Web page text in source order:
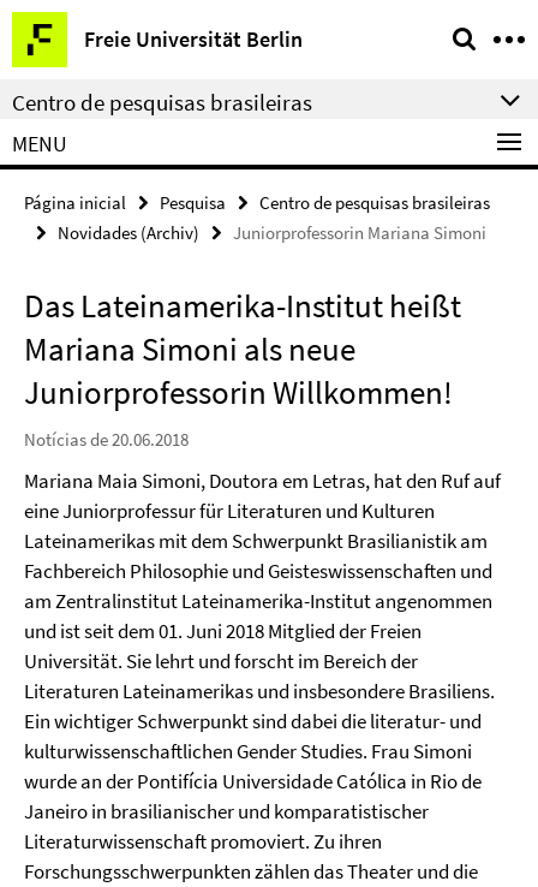
Springe
direkt
zu
Inhalt
Freie Universität Berlin
Serviço
de
navegação
Centro de pesquisas brasileiras
MENU
Página inicial Pesquisa
Centro de pesquisas brasileiras
Novidades (Archiv)
Juniorprofessorin Mariana Simoni
Das Lateinamerika-Institut heißt
Mariana Simoni als neue
Juniorprofessorin Willkommen!
Notícias de 20.06.2018
Mariana Maia Simoni, Doutora em Letras, hat den Ruf auf
eine Juniorprofessur für Literaturen und Kulturen
Lateinamerikas mit dem Schwerpunkt Brasilianistik am
Fachbereich Philosophie und Geisteswissenschaften und
am Zentralinstitut Lateinamerika-Institut angenommen
und ist seit dem 01. Juni 2018 Mitglied der Freien
Universität. Sie lehrt und forscht im Bereich der
Literaturen Lateinamerikas und insbesondere Brasiliens.
Ein wichtiger Schwerpunkt sind dabei die literatur- und
kulturwissenschaftlichen Gender Studies. Frau Simoni
wurde an der Pontifícia Universidade Católica in Rio de
Janeiro in brasilianischer und komparatistischer
Literaturwissenschaft promoviert. Zu ihren
Forschungsschwerpunkten zählen das Theater und die